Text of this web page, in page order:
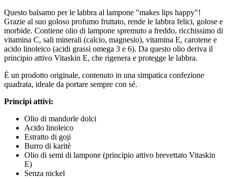
Questo balsamo per le labbra al lampone "makes lips happy"!
Grazie al suo goloso profumo fruttato, rende le labbra felici, golose e
morbide. Contiene olio di lampone spremuto a freddo, ricchissimo di
vitamina C, sali minerali (calcio, magnesio), vitamina E, carotene e
acido linoleico (acidi grassi omega 3 e 6). Da questo olio deriva il
principio attivo Vitaskin E, che rigenera e protegge le labbra.
È un prodotto originale, contenuto in una simpatica confezione
quadrata, ideale da portare sempre con sé.
Principi attivi:
Olio di mandorle dolci
Acido linoleico
Estratto di goji
Burro di karitè
Olio di semi di lampone (principio attivo brevettato Vitaskin
E)
Senza nickel